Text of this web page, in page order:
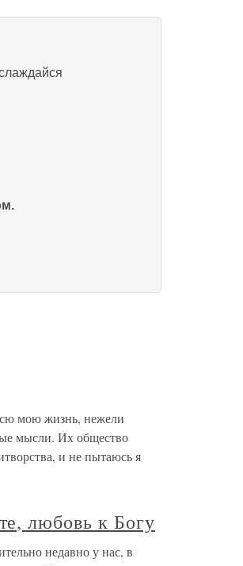
мою жизнь, нежели
мысли. Их общество
и не пытаюсь я
любовь к Богу
недавно у нас, в